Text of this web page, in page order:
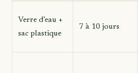
Verre d’eau +
sac plastique
7 à 10 jours